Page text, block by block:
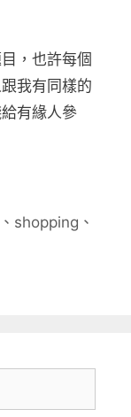
，也許每個
我有同樣的
有緣人參
、 shopping 、